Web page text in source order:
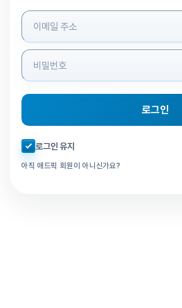
로그인 정보 입력
로그인
자동로그인 체크
로그인 유지
아직 애드픽 회원이 아니신가요?